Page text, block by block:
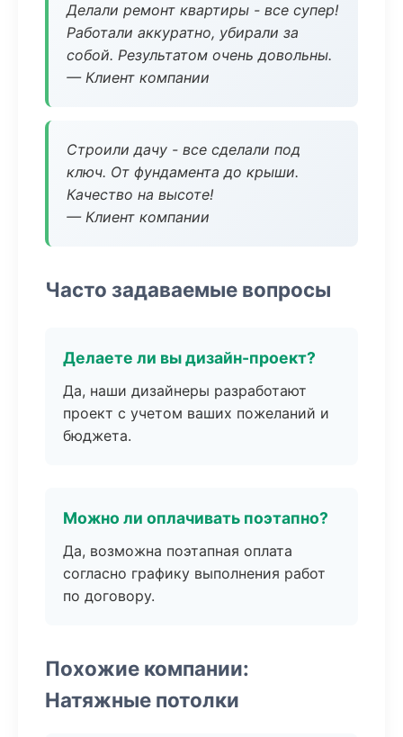
Делали ремонт квартиры - все супер!
Работали аккуратно, убирали за
собой. Результатом очень довольны.
— Клиент компании
Строили дачу - все сделали под
ключ. От фундамента до крыши.
Качество на высоте!
— Клиент компании
Часто задаваемые вопросы
Делаете ли вы дизайн-проект?
Да, наши дизайнеры разработают
проект с учетом ваших пожеланий и
бюджета.
Можно ли оплачивать поэтапно?
Да, возможна поэтапная оплата
согласно графику выполнения работ
по договору.
Похожие компании:
Натяжные потолки